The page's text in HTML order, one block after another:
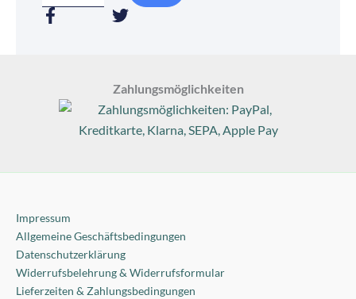
F
T
t
e
r
Zahlungsmöglichkeiten
Impressum
Allgemeine Geschäftsbedingungen
Datenschutzerklärung
Widerrufsbelehrung & Widerrufsformular
Lieferzeiten & Zahlungsbedingungen